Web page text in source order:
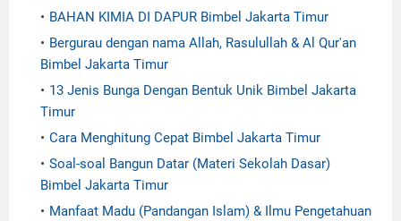
BAHAN KIMIA DI DAPUR Bimbel Jakarta Timur
Bergurau dengan nama Allah, Rasulullah & Al Qur'an
Bimbel Jakarta Timur
13 Jenis Bunga Dengan Bentuk Unik Bimbel Jakarta
Timur
Cara Menghitung Cepat Bimbel Jakarta Timur
Soal-soal Bangun Datar (Materi Sekolah Dasar)
Bimbel Jakarta Timur
Manfaat Madu (Pandangan Islam) & Ilmu Pengetahuan